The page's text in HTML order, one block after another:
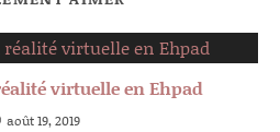
virtuelle en Ehpad
août 19, 2019